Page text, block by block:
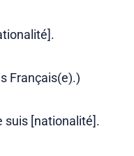
Français(e).)
suis [nationalité].